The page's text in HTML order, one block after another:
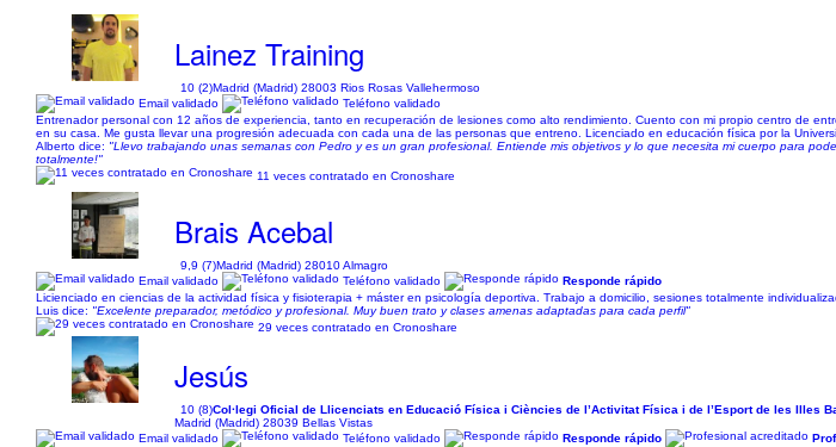
Lainez Training
10 (2)Madrid (Madrid) 28003 Rios Rosas Vallehermoso
Email validado
Teléfono validado
Entrenador personal con 12 años de experiencia, tanto en recuperación de lesiones como alto rendimiento. Cuento con mi propio centro de
en su casa. Me gusta llevar una progresión adecuada con cada una de las personas que entreno. Licenciado en educación física por la
Alberto dice: "Llevo trabajando unas semanas con Pedro y es un gran profesional. Entiende mis objetivos y lo que necesita mi cuerpo para
totalmente!"
11 veces contratado en Cronoshare
Brais Acebal
9,9 (7)Madrid (Madrid) 28010 Almagro
Email validado
Teléfono validado
Responde rápido
Licienciado en ciencias de la actividad física y fisioterapia + máster en psicología deportiva. Trabajo a domicilio, sesiones totalmente
Luis dice: "Excelente preparador, metódico y profesional. Muy buen trato y clases amenas adaptadas para cada perfil"
29 veces contratado en Cronoshare
Jesús
10 (8)Col·legi Oficial de Llicenciats en Educació Física i Ciències de l’Activitat Física i de l’Esport de les Illes
Madrid (Madrid) 28039 Bellas Vistas
Email validado
Teléfono validado Responde rápido